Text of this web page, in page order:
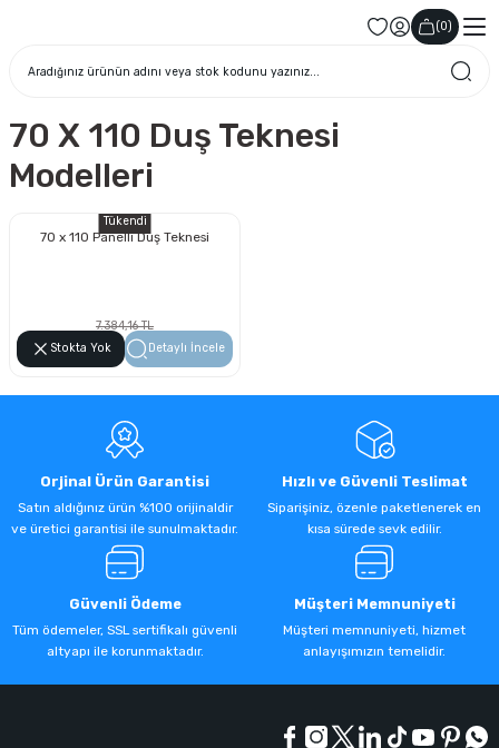
(0)
70 X 110 Duş Teknesi
Modelleri
Tükendi
70 x 110 Panelli Duş Teknesi
7.384,16 TL
4.208,97 TL
Stokta Yok Detaylı İncele
Orjinal Ürün Garantisi
Satın aldığınız ürün %100 orijinaldir
ve üretici garantisi ile sunulmaktadır.
Hızlı ve Güvenli Teslimat
Siparişiniz, özenle paketlenerek en
kısa sürede sevk edilir.
Güvenli Ödeme
Tüm ödemeler, SSL sertifikalı güvenli
altyapı ile korunmaktadır.
Müşteri Memnuniyeti
Müşteri memnuniyeti, hizmet
anlayışımızın temelidir.